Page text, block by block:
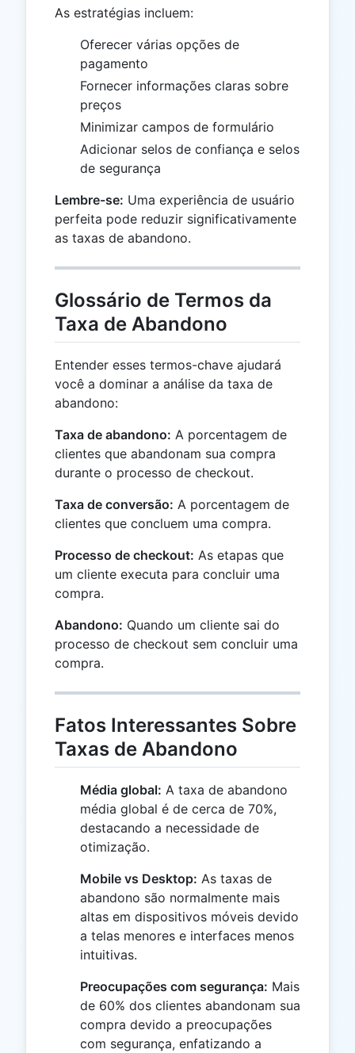
As estratégias incluem:
Oferecer várias opções de
pagamento
Fornecer informações claras sobre
preços
Minimizar campos de formulário
Adicionar selos de confiança e selos
de segurança
Lembre-se: Uma experiência de usuário
perfeita pode reduzir significativamente
as taxas de abandono.
Glossário de Termos da
Taxa de Abandono
Entender esses termos-chave ajudará
você a dominar a análise da taxa de
abandono:
Taxa de abandono: A porcentagem de
clientes que abandonam sua compra
durante o processo de checkout.
Taxa de conversão: A porcentagem de
clientes que concluem uma compra.
Processo de checkout: As etapas que
um cliente executa para concluir uma
compra.
Abandono: Quando um cliente sai do
processo de checkout sem concluir uma
compra.
Fatos Interessantes Sobre
Taxas de Abandono
Média global: A taxa de abandono
média global é de cerca de 70%,
destacando a necessidade de
otimização.
Mobile vs Desktop: As taxas de
abandono são normalmente mais
altas em dispositivos móveis devido
a telas menores e interfaces menos
intuitivas.
Preocupações com segurança: Mais
de 60% dos clientes abandonam sua
compra devido a preocupações
com segurança, enfatizando a